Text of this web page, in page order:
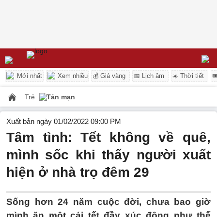
Mới nhất Xem nhiều 💰 Giá vàng 📅 Lịch âm ☀️ Thời tiết
Trẻ Tản mạn
Xuất bản ngày 01/02/2022 09:00 PM
Tâm tình: Tết không về quê,
mình sốc khi thấy người xuất
hiện ở nhà trọ đêm 29
Sống hơn 24 năm cuộc đời, chưa bao giờ